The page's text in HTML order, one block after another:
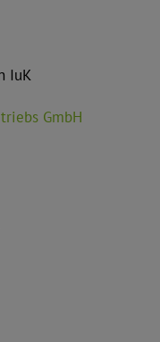
IuK
GmbH